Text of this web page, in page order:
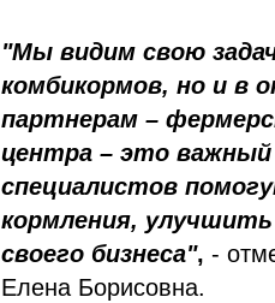
"Мы видим свою
комбикормов, но и в
партнерам –
центра – это
специалистов
кормления,
своего бизнеса", -
Елена Борисовна.